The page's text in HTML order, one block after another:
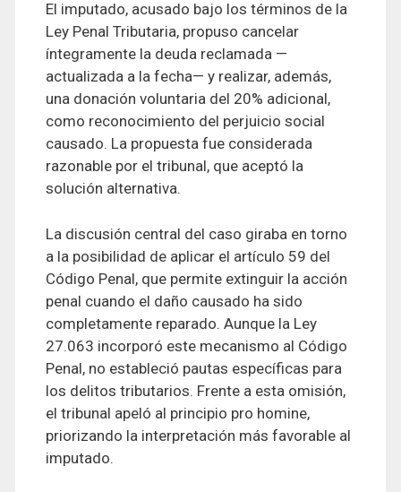
El imputado, acusado bajo los términos de la
Ley Penal Tributaria, propuso cancelar
íntegramente la deuda reclamada —
actualizada a la fecha— y realizar, además,
una donación voluntaria del 20% adicional,
como reconocimiento del perjuicio social
causado. La propuesta fue considerada
razonable por el tribunal, que aceptó la
solución alternativa.
La discusión central del caso giraba en torno
a la posibilidad de aplicar el artículo 59 del
Código Penal, que permite extinguir la acción
penal cuando el daño causado ha sido
completamente reparado. Aunque la Ley
27.063 incorporó este mecanismo al Código
Penal, no estableció pautas específicas para
los delitos tributarios. Frente a esta omisión,
el tribunal apeló al principio pro homine,
priorizando la interpretación más favorable al
imputado.